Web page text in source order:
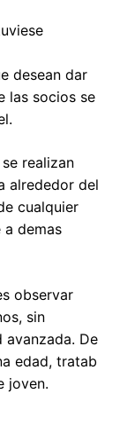
desean dar
las socios se
realizan
alrededor del
cualquier
demas
observar
sin
De
edad, tratab
joven.